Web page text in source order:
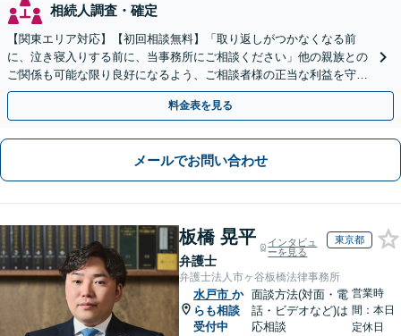
相続人調査・確定
【関東エリア対応】【初回相談無料】「取り返しがつかなくなる前
に、泣き寝入りする前に、当事務所にご相談ください」他の親族との
ご関係も可能な限り良好になるよう、ご相談者様の正当な利益を守り
つつ、双方が納得できる着地点を探ります。
料金表を見る
メールでお問い合わせ
板橋 晃平
弁護士
インタビュ
ーを見る
東京都
弁護士法人市ヶ谷板橋法律事務所
水戸市 か
らも相談
受付中
面談方法(対面・電
話・ビデオなど)は
応相談
営業時
間：本日
定休日